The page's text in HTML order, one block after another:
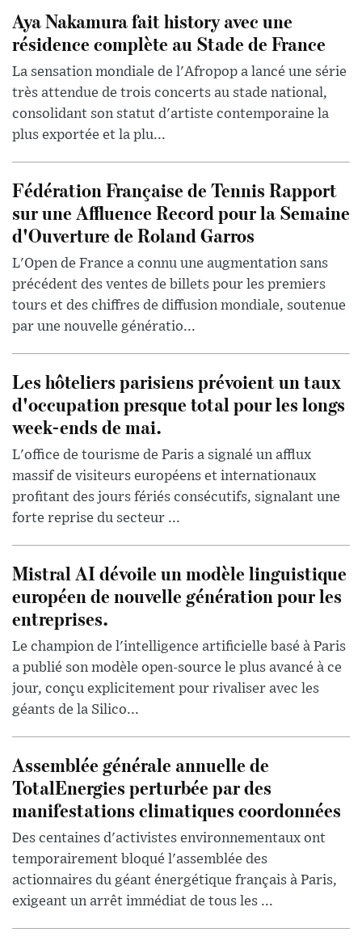
Aya Nakamura fait history avec une
résidence complète au Stade de France
La sensation mondiale de l'Afropop a lancé une série
très attendue de trois concerts au stade national,
consolidant son statut d'artiste contemporaine la
plus exportée et la plu...
Fédération Française de Tennis Rapport
sur une Affluence Record pour la Semaine
d'Ouverture de Roland Garros
L'Open de France a connu une augmentation sans
précédent des ventes de billets pour les premiers
tours et des chiffres de diffusion mondiale, soutenue
par une nouvelle génératio...
Les hôteliers parisiens prévoient un taux
d'occupation presque total pour les longs
week-ends de mai.
L'office de tourisme de Paris a signalé un afflux
massif de visiteurs européens et internationaux
profitant des jours fériés consécutifs, signalant une
forte reprise du secteur ...
Mistral AI dévoile un modèle linguistique
européen de nouvelle génération pour les
entreprises.
Le champion de l'intelligence artificielle basé à Paris
a publié son modèle open-source le plus avancé à ce
jour, conçu explicitement pour rivaliser avec les
géants de la Silico...
Assemblée générale annuelle de
TotalEnergies perturbée par des
manifestations climatiques coordonnées
Des centaines d'activistes environnementaux ont
temporairement bloqué l'assemblée des
actionnaires du géant énergétique français à Paris,
exigeant un arrêt immédiat de tous les ...